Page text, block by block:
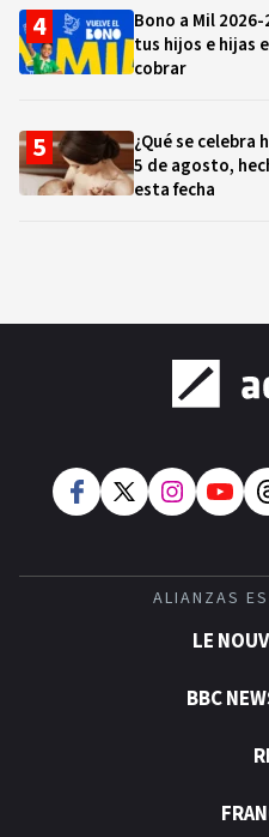
Bono a Mil
tus hijos e hijas
cobrar
¿Qué se celebra
5 de agosto,
esta fecha
ALIANZAS
LE
BBC